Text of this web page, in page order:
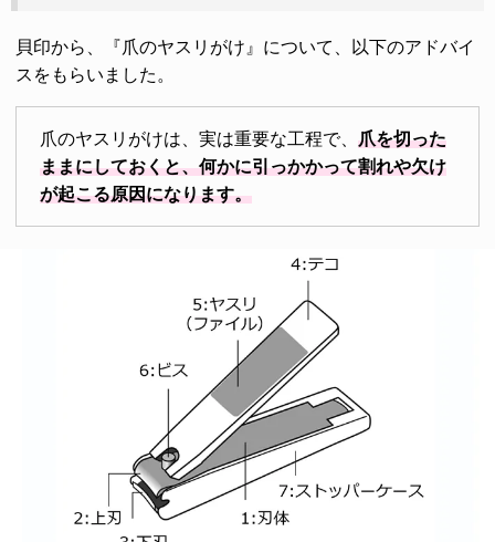
貝印から、『爪のヤスリがけ』について、以下のアドバイ
スをもらいました。
爪のヤスリがけは、実は重要な工程で、 爪を切った
ままにしておくと、何かに引っかかって割れや欠け
が起こる原因になります。